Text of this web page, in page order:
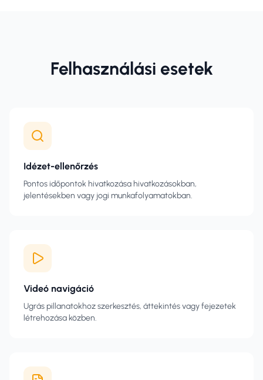
Felhasználási esetek
Idézet-ellenőrzés
Pontos időpontok hivatkozása hivatkozásokban,
jelentésekben vagy jogi munkafolyamatokban.
Videó navigáció
Ugrás pillanatokhoz szerkesztés, áttekintés vagy fejezetek
létrehozása közben.